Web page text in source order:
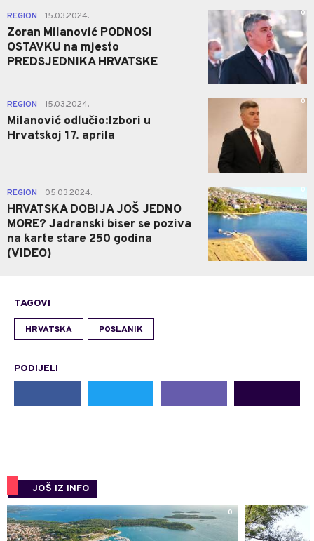
REGION 15.03.2024.
Zoran Milanović PODNOSI
OSTAVKU na mjesto
PREDSJEDNIKA HRVATSKE
0
REGION 15.03.2024.
Milanović odlučio:Izbori u
Hrvatskoj 17. aprila
0
REGION 05.03.2024.
HRVATSKA DOBIJA JOŠ JEDNO
MORE? Jadranski biser se poziva
na karte stare 250 godina
(VIDEO)
0
TAGOVI
HRVATSKA POSLANIK
PODIJELI
JOŠ IZ INFO
0